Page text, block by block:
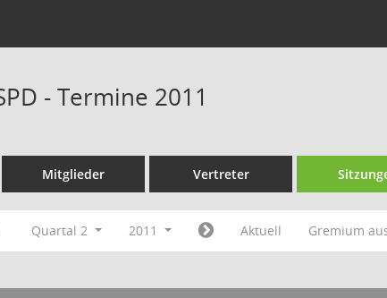
- Termine 2011
Mitglieder Vertreter
Quartal 2 2011 Aktuell Gremium